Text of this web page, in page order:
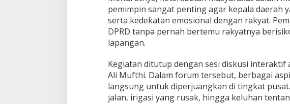
pemimpin sangat penting agar kepala daerah
serta kedekatan emosional dengan rakyat.
DPRD tanpa pernah bertemu rakyatnya
lapangan.
Kegiatan ditutup dengan sesi diskusi
Ali Mufthi. Dalam forum tersebut, berbagai
langsung untuk diperjuangkan di tingkat
jalan, irigasi yang rusak, hingga keluhan